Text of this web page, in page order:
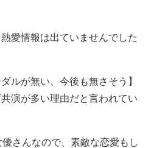
愛情報は出ていませんでした
ルが無い、今後も無さそう 】
演が多い理由だと言われてい
さんなので、素敵な恋愛もし